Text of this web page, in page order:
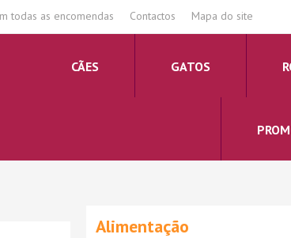
todas as encomendas Contactos Mapa do site
CÃES GATOS
Alimentação